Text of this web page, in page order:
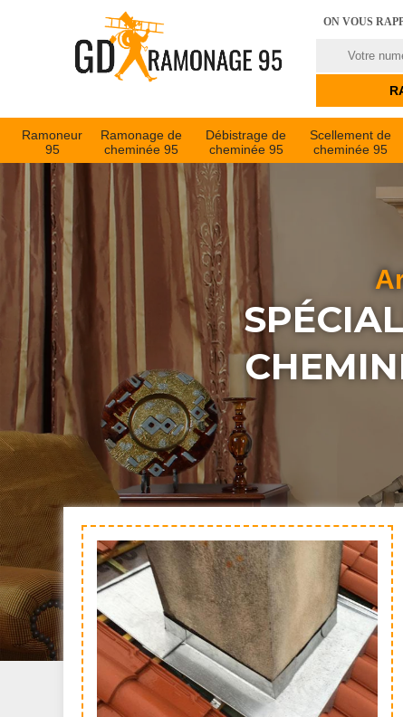
ON VOUS
Ramoneur
95
Ramonage de
cheminée 95
Débistrage de
cheminée 95
Scellement de
cheminée 95